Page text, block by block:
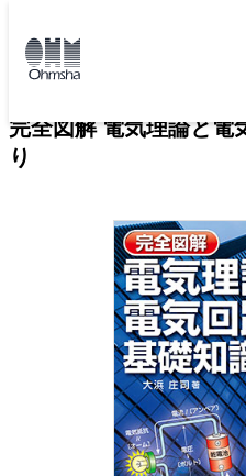
トップ
完全図解 電気理論と電
り